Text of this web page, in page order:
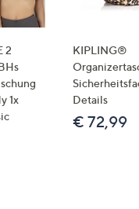
2
1x
KIPLING®
Details
€ 72,99